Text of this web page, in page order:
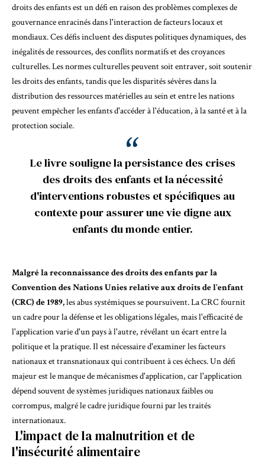
droits des enfants est un défi en raison des problèmes complexes de
gouvernance enracinés dans l'interaction de facteurs locaux et
mondiaux. Ces défis incluent des disputes politiques dynamiques, des
inégalités de ressources, des conflits normatifs et des croyances
culturelles. Les normes culturelles peuvent soit entraver, soit soutenir
les droits des enfants, tandis que les disparités sévères dans la
distribution des ressources matériellesau sein et entre les nations
peuvent empêcher les enfants d'accéder à l'éducation, à la santé et à la
protection sociale.
Le livre souligne la persistance des crises
des droits des enfants et la nécessité
d'interventions robustes et spécifiques au
contexte pour assurer une vie digne aux
enfants du monde entier.
Malgré la reconnaissance des droits des enfants par la
Convention des Nations Unies relative aux droits de l'enfant
(CRC) de 1989,les abus systémiques se poursuivent. La CRC fournit
un cadre pour la défense et les obligations légales, mais l'efficacité de
l'application varie d'un pays à l'autre, révélant un écart entre la
politique et la pratique. Il est nécessaire d'examiner les facteurs
nationaux et transnationaux qui contribuent à ces échecs. Un défi
majeur est le manque de mécanismes d'application, car l'application
dépend souvent de systèmes juridiques nationaux faibles ou
corrompus, malgré le cadre juridique fourni par les traités
internationaux.
L'impact de la malnutrition et de
l'insécurité alimentaire